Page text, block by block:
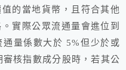
的當地貨幣，且符合其他
實際公眾流通量會進位到
通量係數大於 5%但少於或
核指數成分股時，若其公